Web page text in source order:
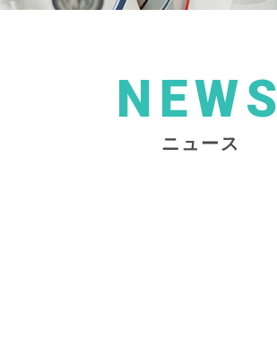
NEWS
ニュース